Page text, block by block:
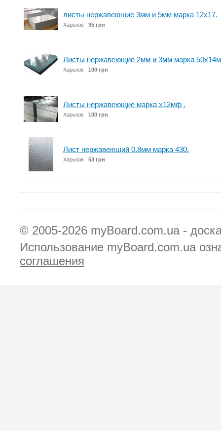
листы нержавеющие 3мм и 5мм марка 12х17.
Харьков 35 грн
Листы нержавеющие 2мм и 3мм марка
Харьков 100 грн
Листы нержавеющие марка х12мф .
Харьков 100 грн
Лист нержавеющий 0.8мм марка 430.
Харьков 53 грн
© 2005-2026 myBoard.com.ua -
Использование myBoard.com.ua
соглашения